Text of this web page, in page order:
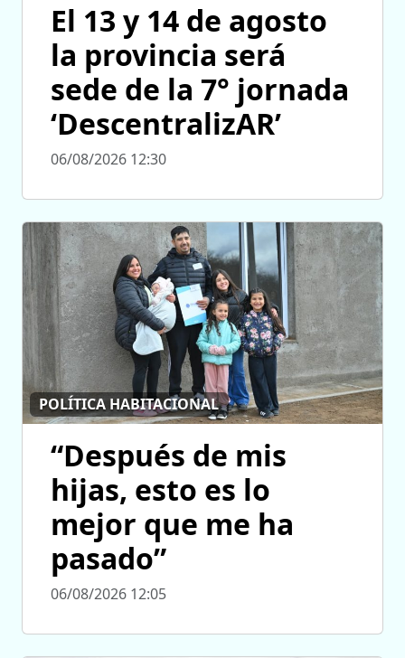
El 13 y 14 de agosto
la provincia será
sede de la 7° jornada
‘DescentralizAR’
06/08/2026 12:30
POLÍTICA HABITACIONAL
“Después de mis
hijas, esto es lo
mejor que me ha
pasado”
06/08/2026 12:05